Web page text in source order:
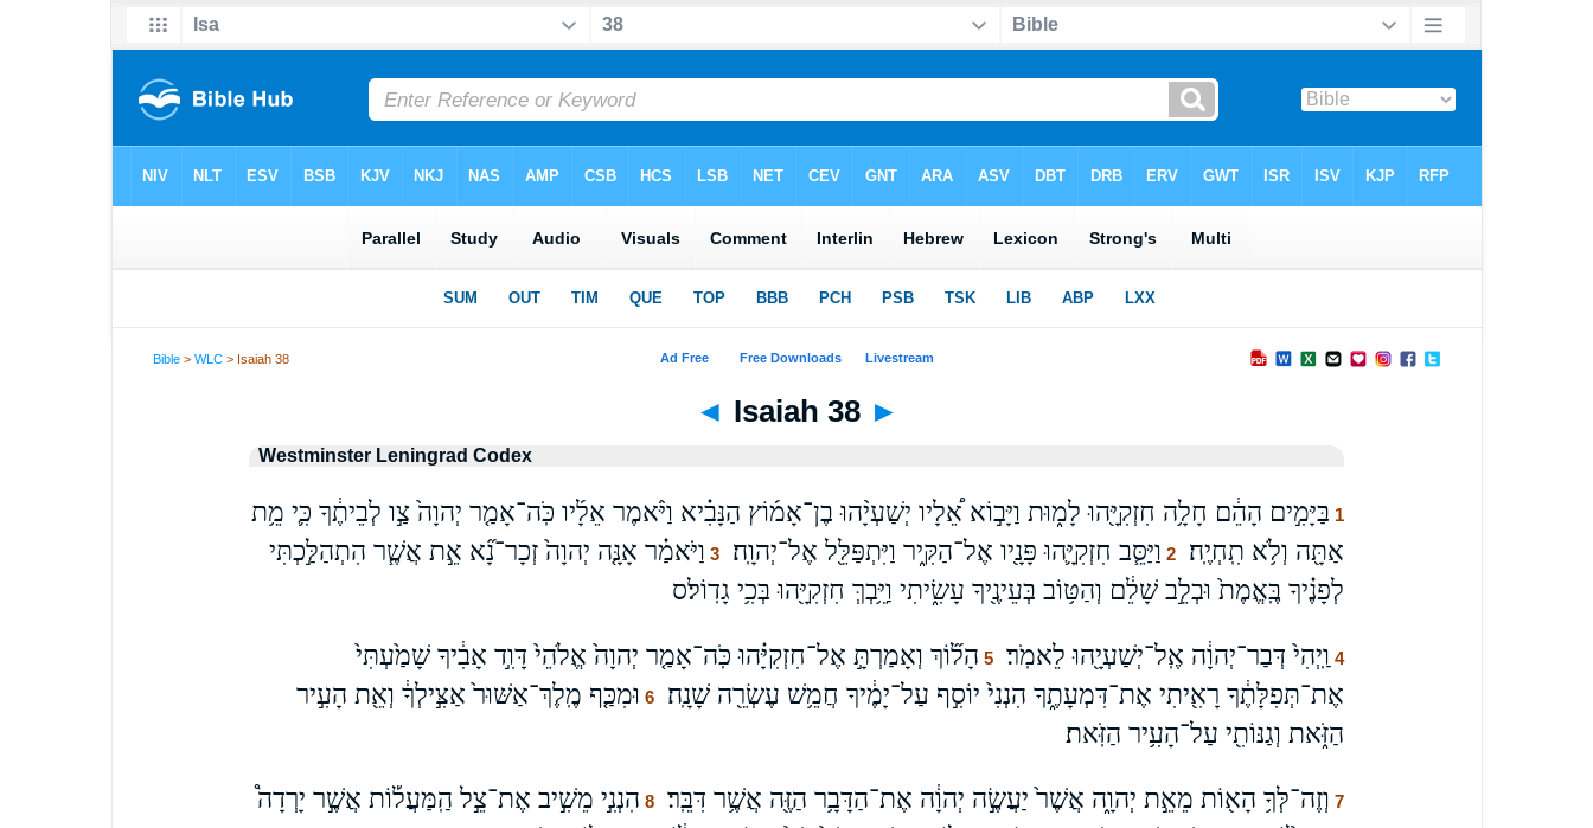
Bible >WLC > Isaiah 38
◄ Isaiah 38 ►
Westminster Leningrad Codex
1 בַּיָּמִ֣ים הָהֵ֔ם חָלָ֥ה חִזְקִיָּ֖הוּ לָמ֑וּת וַיָּב֣וֹא אֵ֠לָיו יְשַׁעְיָ֨הוּ בֶן־אָמ֜וֹץ הַנָּבִ֗יא וַיֹּ֨אמֶר אֵלָ֜יו כֹּֽה־אָמַ֤ר יְהוָה֙ צַ֣ו לְבֵיתֶ֔ךָ כִּ֛י מֵ֥ת
אַתָּ֖ה וְלֹ֥א תִֽחְיֶֽה׃
2 וַיַּסֵּ֧ב חִזְקִיָּ֛הוּ פָּנָ֖יו אֶל־הַקִּ֑יר וַיִּתְפַּלֵּ֖ל אֶל־יְהוָֽה׃ 3 וַיֹּאמַ֗ר אָנָּ֤ה יְהוָה֙ זְכָר־נָ֞א אֵ֣ת אֲשֶׁ֧ר הִתְהַלַּ֣כְתִּי
לְפָנֶ֗יךָ בֶּֽאֱמֶת֙ וּבְלֵ֣ב שָׁלֵ֔ם וְהַטּ֥וֹב בְּעֵינֶ֖יךָ עָשִׂ֑יתִי וַיֵּ֥בְךְּ חִזְקִיָּ֖הוּ בְּכִ֥י גָדֽוֹל׃ס
4 וַֽיְהִי֙ דְּבַר־יְהוָ֔ה אֶֽל־יְשַׁעְיָ֖הוּ לֵאמֹֽר׃ 5 הָל֞וֹךְ וְאָמַרְתָּ֣ אֶל־חִזְקִיָּ֗הוּ כֹּֽה־אָמַ֤ר יְהוָה֙ אֱלֹהֵי֙ דָּוִ֣ד אָבִ֔יךָ שָׁמַ֙עְתִּי֙
אֶת־תְּפִלָּתֶ֔ךָ רָאִ֖יתִי אֶת־דִּמְעָתֶ֑ךָ הִנְנִי֙ יוֹסִ֣ף עַל־יָמֶ֔יךָ חֲמֵ֥שׁ עֶשְׂרֵ֖ה שָׁנָֽה׃
6 וּמִכַּ֤ף מֶֽלֶךְ־אַשּׁוּר֙ אַצִּ֣ילְךָ֔ וְאֵ֖ת הָעִ֣יר
הַזֹּ֑את וְגַנּוֹתִ֖י עַל־הָעִ֥יר הַזֹּֽאת׃
7 וְזֶה־לְּךָ֥ הָא֖וֹת מֵאֵ֣ת יְהוָ֑ה אֲשֶׁר֙ יַעֲשֶׂ֣ה יְהוָ֔ה אֶת־הַדָּבָ֥ר הַזֶּ֖ה אֲשֶׁ֥ר דִּבֵּֽר׃ 8 הִנְנִ֣י מֵשִׁ֣יב אֶת־צֵ֣ל הַֽמַּעֲל֡וֹת אֲשֶׁ֣ר יָרְדָה֩